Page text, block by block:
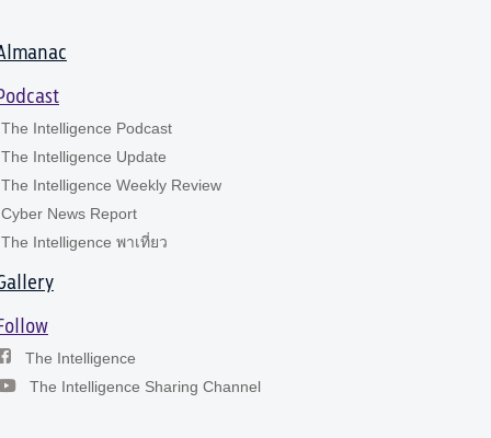
The Intelligence Podcast
The Intelligence Update
The Intelligence Weekly Review
Cyber News Report
The Intelligence พาเที่ยว
The Intelligence
The Intelligence Sharing Channel